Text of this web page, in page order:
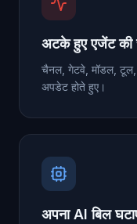
अटके हुए एजेंट की
चैनल, गेटवे, मॉडल,
अपडेट होते हुए।
अपना AI बिल